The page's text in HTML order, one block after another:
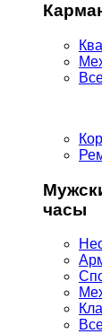
часы